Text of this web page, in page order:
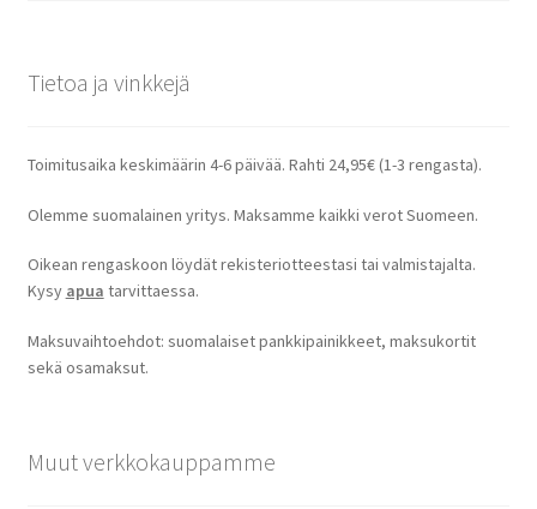
Tietoa ja vinkkejä
Toimitusaika keskimäärin 4-6 päivää. Rahti 24,95€ (1-3 rengasta).
Olemme suomalainen yritys. Maksamme kaikki verot Suomeen.
Oikean rengaskoon löydät rekisteriotteestasi tai valmistajalta.
Kysy apua tarvittaessa.
Maksuvaihtoehdot: suomalaiset pankkipainikkeet, maksukortit
sekä osamaksut.
Muut verkkokauppamme